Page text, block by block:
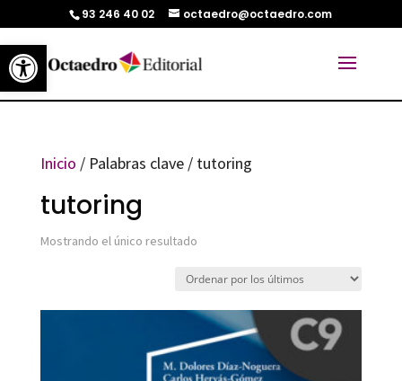
Abrir barra de herramientas
93 246 40 02 octaedro@octaedro.com
Inicio / Palabras clave / tutoring
tutoring
Mostrando el único resultado